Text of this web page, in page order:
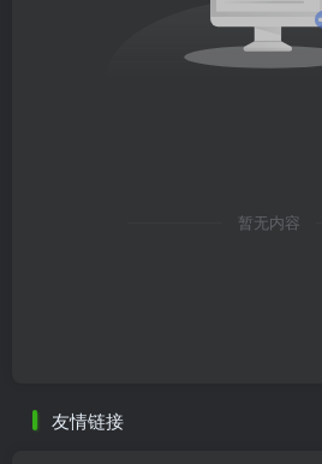
暂无内容
友情链接